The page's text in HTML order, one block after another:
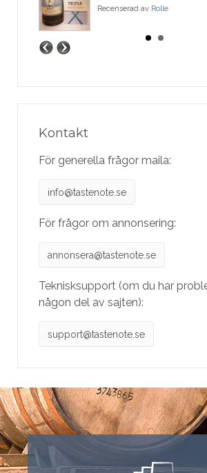
Recenserad av Rolle
Kontakt
För generella frågor maila:
info@tastenote.se
För frågor om annonsering:
annonsera@tastenote.se
Teknisksupport (om du har
någon del av sajten):
support@tastenote.se